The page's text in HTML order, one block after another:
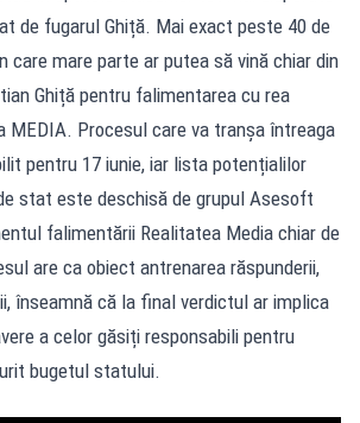
de fugarul Ghiță. Mai exact peste 40 de
care mare parte ar putea să vină chiar din
Ghiță pentru falimentarea cu rea
MEDIA. Procesul care va tranșa întreaga
pentru 17 iunie, iar lista potențialilor
stat este deschisă de grupul Asesoft
falimentării Realitatea Media chiar de
are ca obiect antrenarea răspunderii,
înseamnă că la final verdictul ar implica
a celor găsiți responsabili pentru
bugetul statului.